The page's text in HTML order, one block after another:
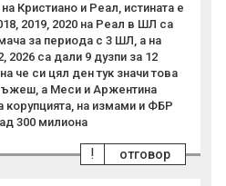
Кристиано и Реал, истината е
2019, 2020 на Реал в ШЛ са
за периода с 3 ШЛ, а на
2026 са дали 9 дузпи за 12
че си цял ден тук значи това
а Меси и Аржентина
корупцията, на измами и ФБР
300 милиона
отговор
!